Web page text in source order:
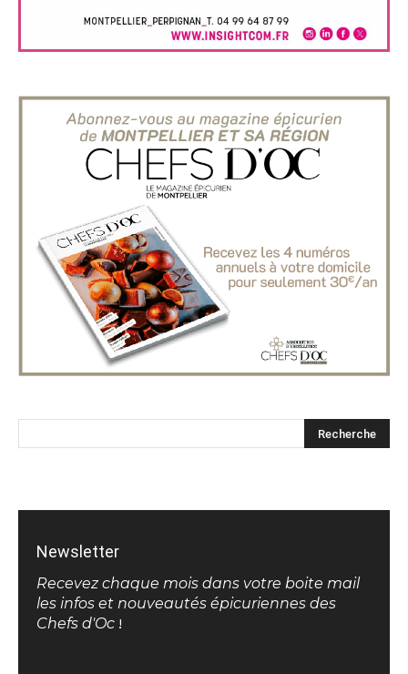
Newsletter
Recevez chaque mois dans votre boite mail
les infos et nouveautés épicuriennes des
Chefs d'Oc !